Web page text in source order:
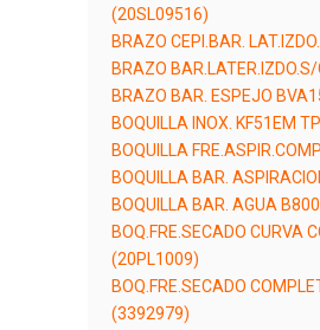
(20SL09516)
BRAZO CEPI.BAR.
BRAZO
BRAZO BAR. ESPEJO
BOQUILLA INOX. KF51EM
BOQUILLA
BOQUILLA BAR.
BOQUILLA BAR. AGUA
BOQ.FRE.SECADO CURVA
(20PL1009)
BOQ.FRE.SECADO
(3392979)